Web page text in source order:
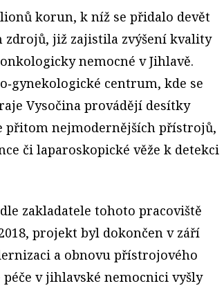
korun, k níž se přidalo devět
již zajistila zvýšení kvality
nemocné v Jihlavě.
centrum, kde se
Vysočina provádějí desítky
přitom nejmodernějších přístrojů,
či laparoskopické věže k detekci
zakladatele tohoto pracoviště
projekt byl dokončen v září
a obnovu přístrojového
v jihlavské nemocnici vyšly